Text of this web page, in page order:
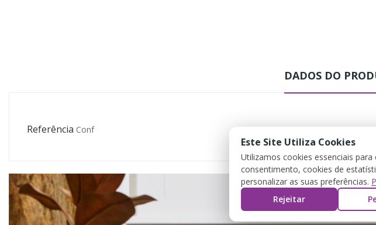
DADOS DO
Referência Conf
Este Site Utiliza Cookies
Utilizamos cookies essenciais
consentimento, cookies de
personalizar as suas preferências.
Rejeitar